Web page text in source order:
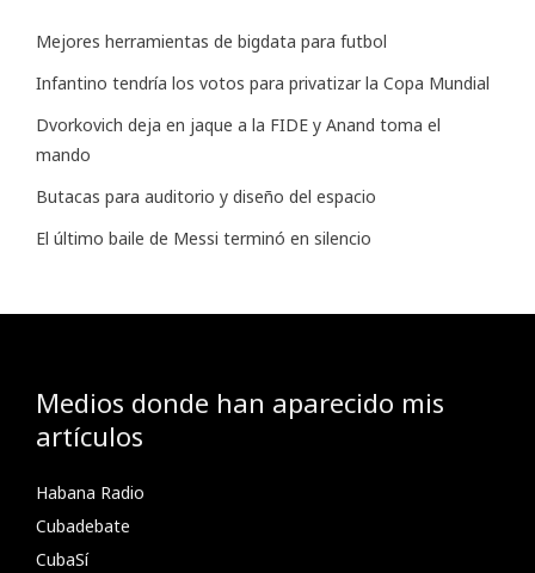
Mejores herramientas de bigdata para futbol
Infantino tendría los votos para privatizar la Copa Mundial
Dvorkovich deja en jaque a la FIDE y Anand toma el
mando
Butacas para auditorio y diseño del espacio
El último baile de Messi terminó en silencio
Medios donde han aparecido mis
artículos
Habana Radio
Cubadebate
CubaSí